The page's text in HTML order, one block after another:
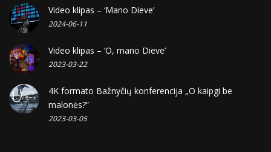
Video klipas – ‘Mano Dieve’
2024-06-11
Video klipas – ‘O, mano Dieve’
2023-03-22
4K formato Bažnyčių konferencija „O kaipgi be
malonės?”
2023-03-05